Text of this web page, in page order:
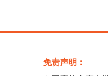
免责声明：